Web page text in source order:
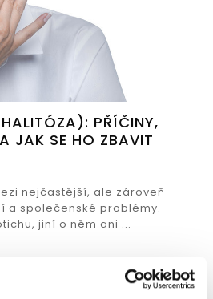
PŘÍČINY,
JAK SE HO ZBAVIT
nejčastější, ale zároveň
a společenské problémy.
jiní o něm ani ...